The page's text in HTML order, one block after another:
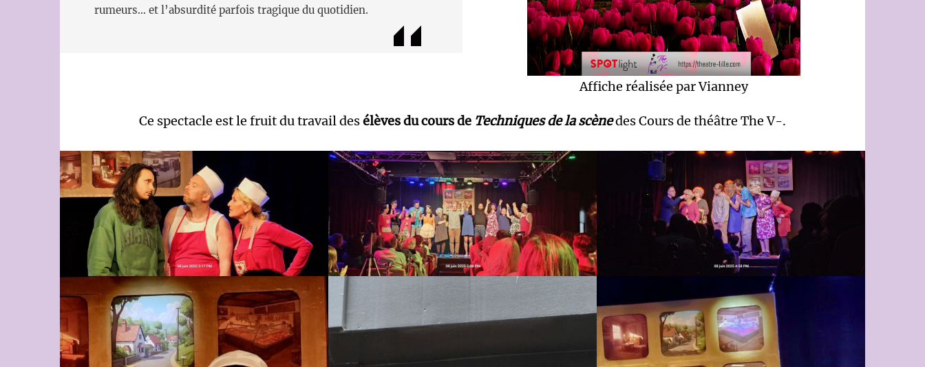
rumeurs… et l’absurdité parfois tragique du quotidien.
Affiche réalisée par Vianney
Ce spectacle est le fruit du travail desélèves du cours de Techniques de la scènedes Cours de théâtre The V-.